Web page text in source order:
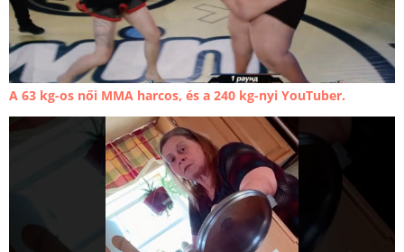
A 63 kg-os női MMA harcos, és a 240 kg-nyi YouTuber.